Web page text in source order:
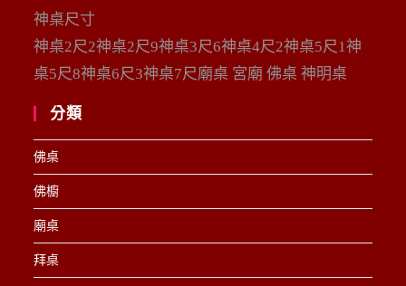
神桌尺寸
神桌2尺2神桌2尺9神桌3尺6神桌4尺2神桌5尺1神
桌5尺8神桌6尺3神桌7尺廟桌 宮廟 佛桌 神明桌
分類
佛桌
佛櫥
廟桌
拜桌